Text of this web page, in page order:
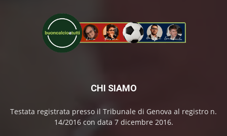
CHI SIAMO
Testata registrata presso il Tribunale di Genova al registro n.
14/2016 con data 7 dicembre 2016.